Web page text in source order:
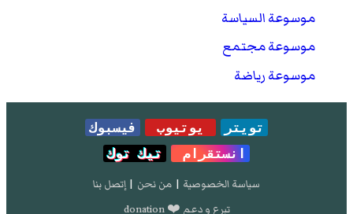
موسوعة السياسة
موسوعة مجتمع
موسوعة رياضة
تويتر يوتيوب
فيسبوك
انستقرام
تيك توك
سياسة الخصوصية | من نحن | إتصل بنا
تبرع و دعم ❤️ donation